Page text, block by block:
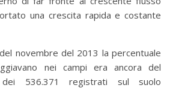
una crescita rapida e costante
novembre del 2013 la percentuale
nei campi era ancora del
dei 536.371 registrati sul suolo